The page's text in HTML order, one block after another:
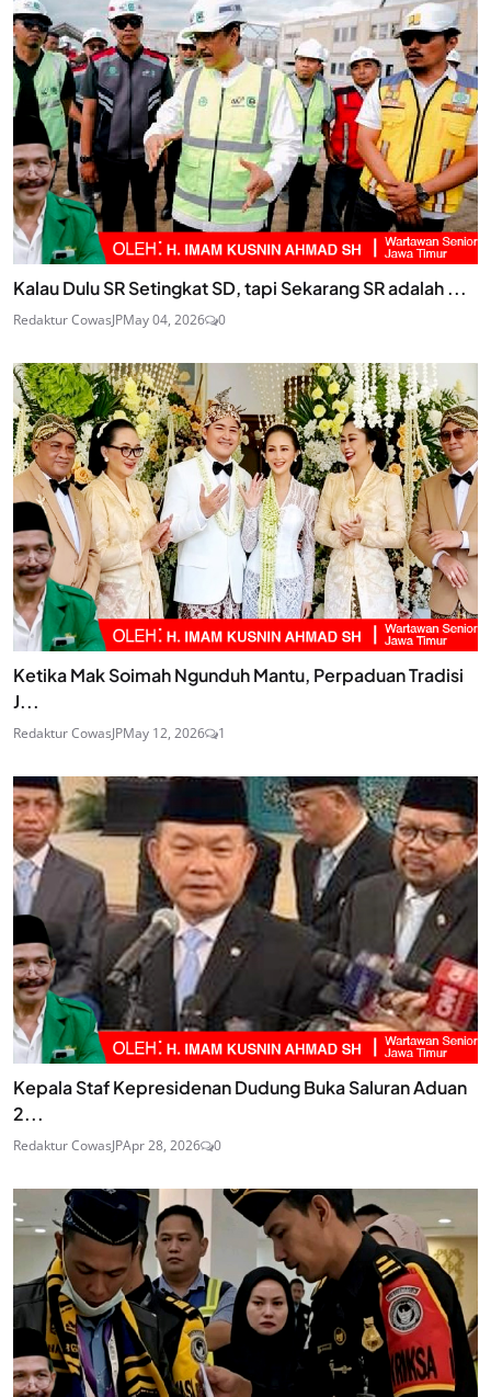
Kalau Dulu SR Setingkat SD, tapi Sekarang SR adalah ...
Redaktur CowasJPMay 04, 2026 0
Ketika Mak Soimah Ngunduh Mantu, Perpaduan Tradisi
J...
Redaktur CowasJPMay 12, 2026 1
Kepala Staf Kepresidenan Dudung Buka Saluran Aduan
2...
Redaktur CowasJPApr 28, 2026 0